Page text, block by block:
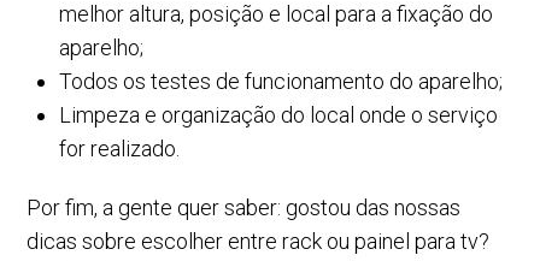
melhor altura, posição e local para a fixação do
aparelho;
Todos os testes de funcionamento do aparelho;
Limpeza e organização do local onde o serviço
for realizado.
Por fim, a gente quer saber: gostou das nossas
dicas sobre escolher entre rack ou painel para tv?